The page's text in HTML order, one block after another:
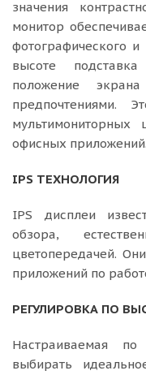
значения
монитор
фотографического
высоте
положение
предпочтениями.
офисных приложений.
IPS ТЕХНОЛОГИЯ
IPS дисплеи
обзора,
цветопередачей.
приложений по
РЕГУЛИРОВКА ПО
Настраиваемая
выбирать